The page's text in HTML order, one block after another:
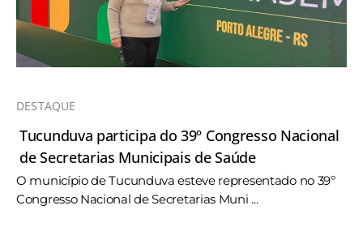
DESTAQUE
Tucunduva participa do 39º Congresso Nacional
de Secretarias Municipais de Saúde
O município de Tucunduva esteve representado no 39º
Congresso Nacional de Secretarias Muni ...